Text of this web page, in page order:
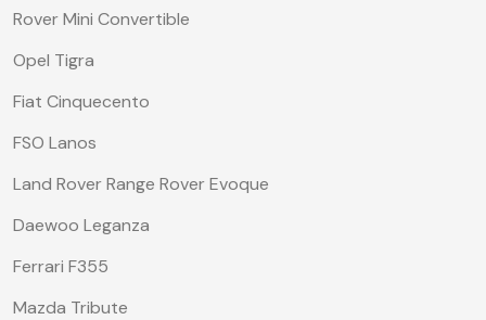
Rover Mini Convertible
Opel Tigra
Fiat Cinquecento
FSO Lanos
Land Rover Range Rover Evoque
Daewoo Leganza
Ferrari F355
Mazda Tribute